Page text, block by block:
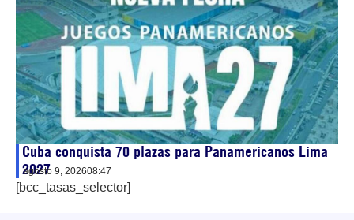
Cuba conquista 70 plazas para Panamericanos Lima
2027
agosto 9, 202608:47
[bcc_tasas_selector]